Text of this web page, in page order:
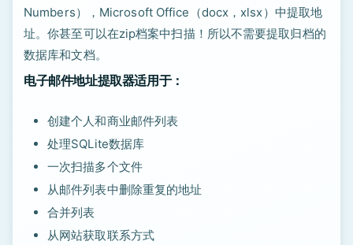
Numbers），Microsoft Office（docx，xl​​sx）中提取地
址。你甚至可以在zip档案中扫描！所以不需要提取归档的
数据库和文档。
电子邮件地址提取器适用于：
创建个人和商业邮件列表
处理SQLite数据库
一次扫描多个文件
从邮件列表中删除重复的地址
合并列表
从网站获取联系方式